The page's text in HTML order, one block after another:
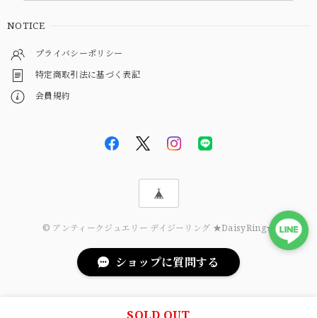
NOTICE
プライバシーポリシー
特定商取引法に基づく表記
会員規約
© アンティークジュエリー デイジーリング ★DaisyRing★
ショップに質問する